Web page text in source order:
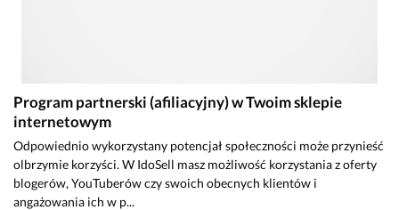
Program partnerski (afiliacyjny) w Twoim sklepie
internetowym
Odpowiednio wykorzystany potencjał społeczności może przynieść
olbrzymie korzyści. W IdoSell masz możliwość korzystania z oferty
blogerów, YouTuberów czy swoich obecnych klientów i
angażowania ich w p...